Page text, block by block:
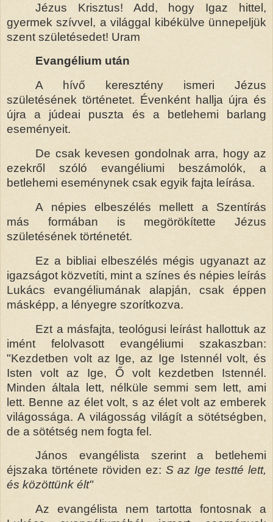
Jézus Krisztus! Add, hogy Igaz hittel,
gyermek szívvel, a világgal kibékülve ünnepeljük
szent születésedet! Uram
Evangélium után
A hívő keresztény ismeri Jézus
születésének történetet. Évenként hallja újra és
újra a júdeai puszta és a betlehemi barlang
eseményeit.
De csak kevesen gondolnak arra, hogy az
ezekről szóló evangéliumi beszámolók, a
betlehemi eseménynek csak egyik fajta leírása.
A népies elbeszélés mellett a Szentírás
más formában is megörökítette Jézus
születésének történetét.
Ez a bibliai elbeszélés mégis ugyanazt az
igazságot közvetíti, mint a színes és népies leírás
Lukács evangéliumának alapján, csak éppen
másképp, a lényegre szorítkozva.
Ezt a másfajta, teológusi leírást hallottuk az
imént felolvasott evangéliumi szakaszban:
"Kezdetben volt az Ige, az Ige Istennél volt, és
Isten volt az Ige, Ő volt kezdetben Istennél.
Minden általa lett, nélküle semmi sem lett, ami
lett. Benne az élet volt, s az élet volt az emberek
világossága. A világosság világít a sötétségben,
de a sötétség nem fogta fel.
János evangélista szerint a betlehemi
éjszaka története röviden ez: S az Ige testté lett,
és közöttünk élt"
Az evangélista nem tartotta fontosnak a